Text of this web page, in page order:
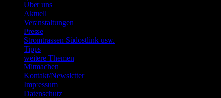
Über uns
Aktuell
Veranstaltungen
Presse
Stromtrassen Südostlink usw.
Tipps
weitere Themen
Mitmachen
Kontakt/Newsletter
Impressum
Datenschutz